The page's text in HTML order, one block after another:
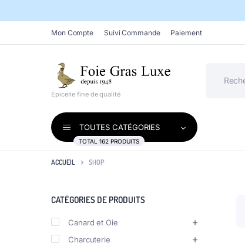
Mon Compte Suivi Commande Paiement
Épicerie fine de qualité
TOUTES CATÉGORIES
TOTAL 162 PRODUITS
ACCUEIL SHOP
CATÉGORIES DE PRODUITS
Canard et Oie
Charcuterie